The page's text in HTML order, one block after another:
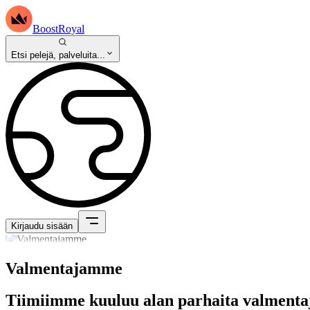
BoostRoyal
Etsi pelejä, palveluita...
Kirjaudu sisään
Valmentajamme
Tiimiimme kuuluu alan parhaita